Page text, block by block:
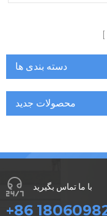
دسته بندی ها
محصولات جدید
با ما تماس بگیرید
+86